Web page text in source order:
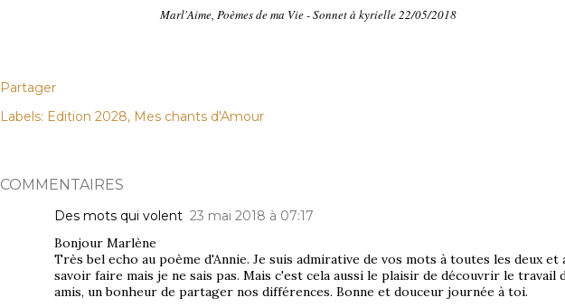
Marl'Aime, Poèmes de ma Vie - Sonnet à kyrielle 22/05/2018
Partager
Labels: Edition 2028 Mes chants d'Amour
COMMENTAIRES
Des mots qui volent 23 mai 2018 à 07:17
Bonjour Marlène
Très bel echo au poème d'Annie. Je suis admirative de vos mots à toutes les deux et
savoir faire mais je ne sais pas. Mais c'est cela aussi le plaisir de découvrir le travail
amis, un bonheur de partager nos différences. Bonne et douceur journée à toi.